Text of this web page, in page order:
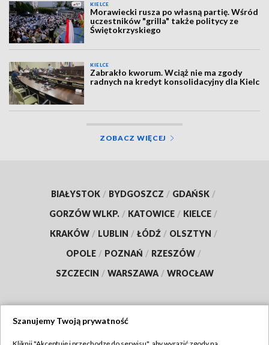
KIELCE
Morawiecki rusza po własną partię. Wśród
uczestników "grilla" także politycy ze
Świętokrzyskiego
KIELCE
Zabrakło kworum. Wciąż nie ma zgody
radnych na kredyt konsolidacyjny dla Kielc
ZOBACZ WIĘCEJ
BIAŁYSTOK / BYDGOSZCZ / GDAŃSK /
GORZÓW WLKP. / KATOWICE / KIELCE /
KRAKÓW / LUBLIN / ŁÓDŹ / OLSZTYN /
OPOLE / POZNAŃ / RZESZÓW /
SZCZECIN / WARSZAWA / WROCŁAW
Szanujemy Twoją prywatność